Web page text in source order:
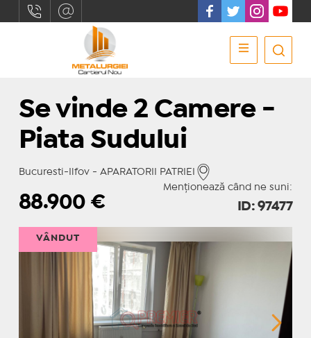
Se vinde 2 Camere -
Piata Sudului
Bucuresti-Ilfov - APARATORII PATRIEI
Menționează când ne suni:
88.900€ ID: 97477
VÂNDUT